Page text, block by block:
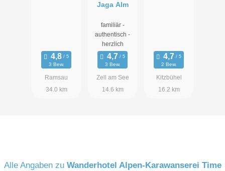
3 Bew.
Ramsau
34.0 km
Jaga Alm
familiär -
authentisch -
herzlich
3 Bew.
Zell am See
14.6 km
2 Bew.
Kitzbühel
16.2 km
Alle Angaben zu Wanderhotel Alpen-Karawanserei Time